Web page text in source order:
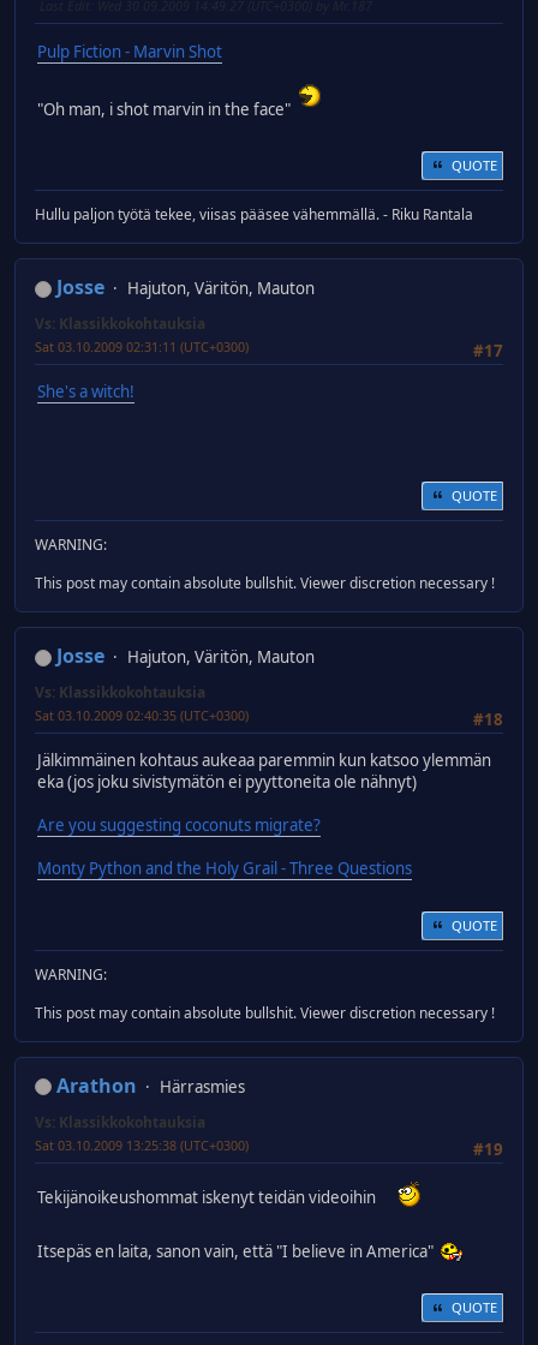
Pulp Fiction - Marvin Shot
"Oh man, i shot marvin in the face"
QUOTE
Hullu paljon työtä tekee, viisas pääsee vähemmällä. - Riku Rantala
Josse Hajuton, Väritön, Mauton
Vs: Klassikkokohtauksia
#17
Sat 03.10.2009 02:31:11 (UTC+0300)
She's a witch!
QUOTE
WARNING:
This post may contain absolute bullshit. Viewer discretion necessary !
Josse Hajuton, Väritön, Mauton
Vs: Klassikkokohtauksia
#18
Sat 03.10.2009 02:40:35 (UTC+0300)
Jälkimmäinen kohtaus aukeaa paremmin kun katsoo ylemmän
eka (jos joku sivistymätön ei pyyttoneita ole nähnyt)
Are you suggesting coconuts migrate?
Monty Python and the Holy Grail - Three Questions
QUOTE
WARNING:
This post may contain absolute bullshit. Viewer discretion necessary !
Arathon Härrasmies
Vs: Klassikkokohtauksia
#19
Sat 03.10.2009 13:25:38 (UTC+0300)
Tekijänoikeushommat iskenyt teidän videoihin
Itsepäs en laita, sanon vain, että "I believe in America"
QUOTE